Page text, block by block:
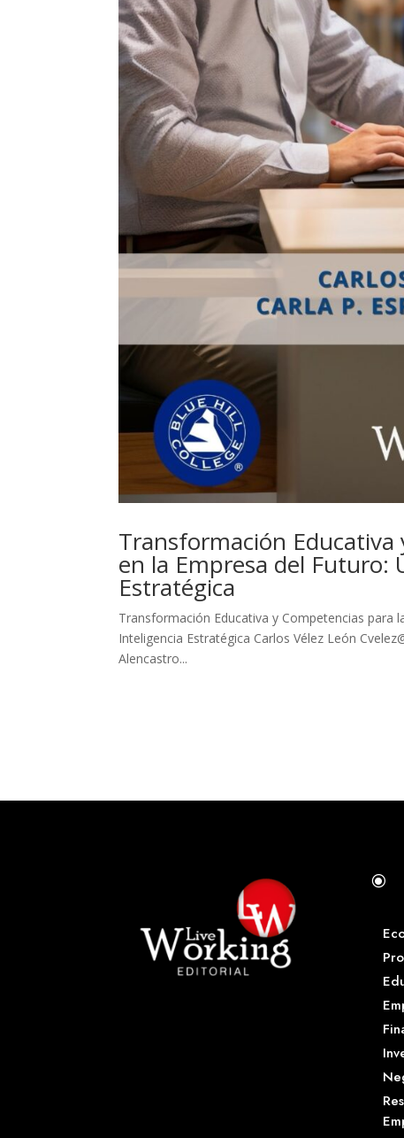
Transformación
en la Empresa del Futuro:
Estratégica
Transformación Educativa y Competencias para
Inteligencia Estratégica Carlos Vélez León
Alencastro...
\